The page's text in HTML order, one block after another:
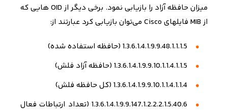
میزان حافظه آزاد را بازیابی نمود. برخی دیگر از OIDهایی که
از MIB فایل­های Cisco می­‌توان بازیابی کرد عبارتند از:
1.3.6.1.4.1.9.9.48.1.1.1.5 (حافظه استفاده شده)
1.3.6.1.4.1.9.9.10.1.1.4.1.1.5 ( حافظه آزاد فلش)
1.3.6.1.4.1.9.9.10.1.1.4.1.1.4 ( کل حافظه فلش)
1.3.6.1.4.1.9.9.147.1.2.2.2.1.5.40.6 ( تعداد ارتباطات فعال